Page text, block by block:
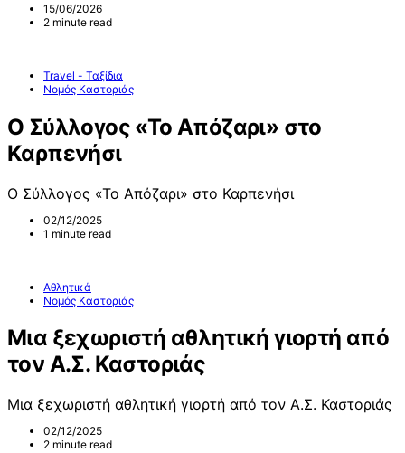
15/06/2026
2 minute read
Travel - Ταξίδια
Νομός Καστοριάς
Ο Σύλλογος «Το Απόζαρι» στο
Καρπενήσι
Ο Σύλλογος «Το Απόζαρι» στο Καρπενήσι
02/12/2025
1 minute read
Αθλητικά
Νομός Καστοριάς
Μια ξεχωριστή αθλητική γιορτή από
τον Α.Σ. Καστοριάς
Μια ξεχωριστή αθλητική γιορτή από τον Α.Σ. Καστοριάς
02/12/2025
2 minute read